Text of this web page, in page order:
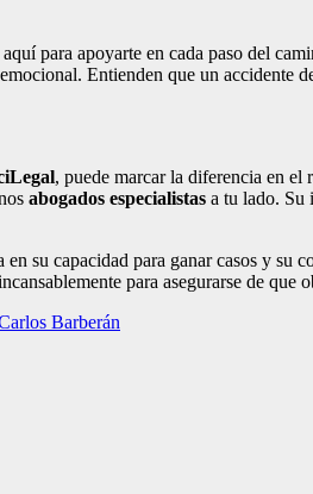
para apoyarte en cada paso del
Entienden que un accidente
, puede marcar la diferencia en el
abogados especialistas a tu lado. Su
su capacidad para ganar casos y
para asegurarse de que
Barberán